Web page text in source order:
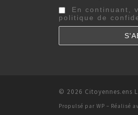
En continuant,
politique de
© 2026 Citoyennes.ens
Propulsé par WP – Réalisé